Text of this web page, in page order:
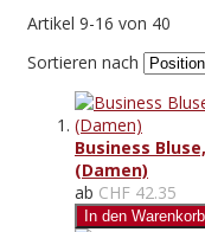
Artikel 9-16 von 40
Sortieren nach
Business
(Damen)
ab CHF 42.35
In den Warenkorb